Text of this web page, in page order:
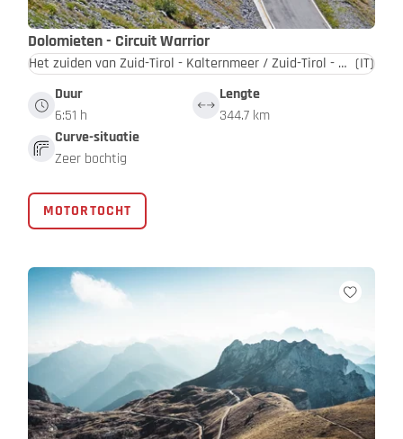
Dolomieten - Circuit Warrior
Het zuiden van Zuid-Tirol - Kalternmeer / Zuid-Tirol - Dolomieten (IT)
Duur
6:51 h
Lengte
344.7 km
Curve-situatie
Zeer bochtig
MOTORTOCHT